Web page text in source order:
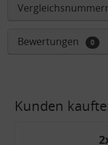
Bewertungen 0
Kunden